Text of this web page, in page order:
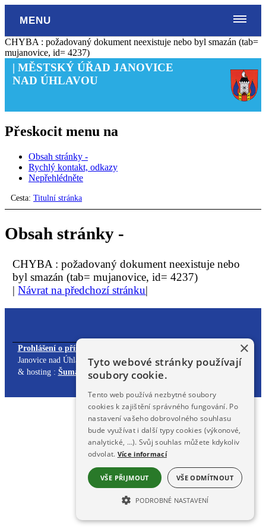
MENU
CHYBA : požadovaný dokument neexistuje nebo byl smazán (tab=
mujanovice, id= 4237)
| MĚSTSKÝ ÚŘAD JANOVICE
NAD ÚHLAVOU
Přeskocit menu na
Obsah stránky -
Rychlý kontakt, odkazy
Nepřehlédněte
Cesta: Titulní stránka
Obsah stránky -
CHYBA : požadovaný dokument neexistuje nebo
byl smazán (tab= mujanovice, id= 4237)
|Návrat na předchozí stránku|
Prohlášení o přístupnosti
| Obsah stránek spravuje: Městský úřad
Janovice nad Úhlavou, redakčním systémem DynaWeb. Webdesign
& hosting : ŠumavaNet.CZ
×
Tyto webové stránky používají
soubory cookie.
Tento web používá nezbytné soubory
cookies k zajištění správného fungování. Po
nastavení vašeho dobrovolného souhlasu
bude využívat i další typy cookies (výkonové,
analytické, …). Svůj souhlas můžete kdykoliv
odvolat. Více informací
VŠE PŘIJMOUT VŠE ODMÍTNOUT
PODROBNÉ NASTAVENÍ
NEZBYTNĚ NUTNÉ SOUBORY